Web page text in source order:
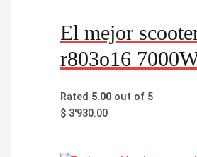
El mejor
r803o16
Rated 5.00 out of 5
$ 3'930.00